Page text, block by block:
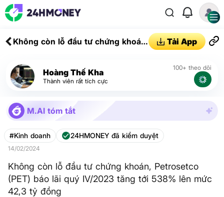
Không còn lỗ đầu tư chứng khoán,
IV/2023 tăng tới 538% lên mức
42,3 tỷ đồng
Tải App
Hoàng Thế Kha
Thành viên rất tích cực
100+ theo dõi
M.AI tóm tắt
#Kinh doanh 24HMONEY đã kiểm duyệt
14/02/2024
Không còn lỗ đầu tư chứng khoán, Petrosetco
(PET) báo lãi quý IV/2023 tăng tới 538% lên mức
42,3 tỷ đồng